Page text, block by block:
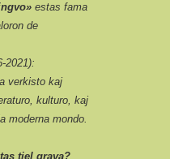
estas fama
de
2021):
verkisto kaj
kulturo, kaj
moderna mondo.
tiel grava?